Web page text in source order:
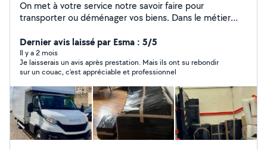
On met à votre service notre savoir faire pour
transporter ou déménager vos biens. Dans le métier
Dernier avis laissé par Esma : 5/5
Il y a 2 mois
Je laisserais un avis après prestation. Mais ils ont su rebondir
sur un couac, c’est appréciable et professionnel